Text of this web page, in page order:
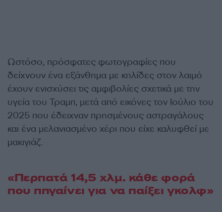
Ωστόσο, πρόσφατες φωτογραφίες που
δείχνουν ένα εξάνθημα με κηλίδες στον λαιμό
έχουν ενισχύσει τις αμφιβολίες σχετικά με την
υγεία του Τραμπ, μετά από εικόνες τον Ιούλιο του
2025 που έδειχναν πρησμένους αστραγάλους
και ένα μελανιασμένο χέρι που είχε καλυφθεί με
μακιγιάζ.
«Περπατά 14,5 χλμ. κάθε φορά
που πηγαίνει για να παίξει γκολφ»